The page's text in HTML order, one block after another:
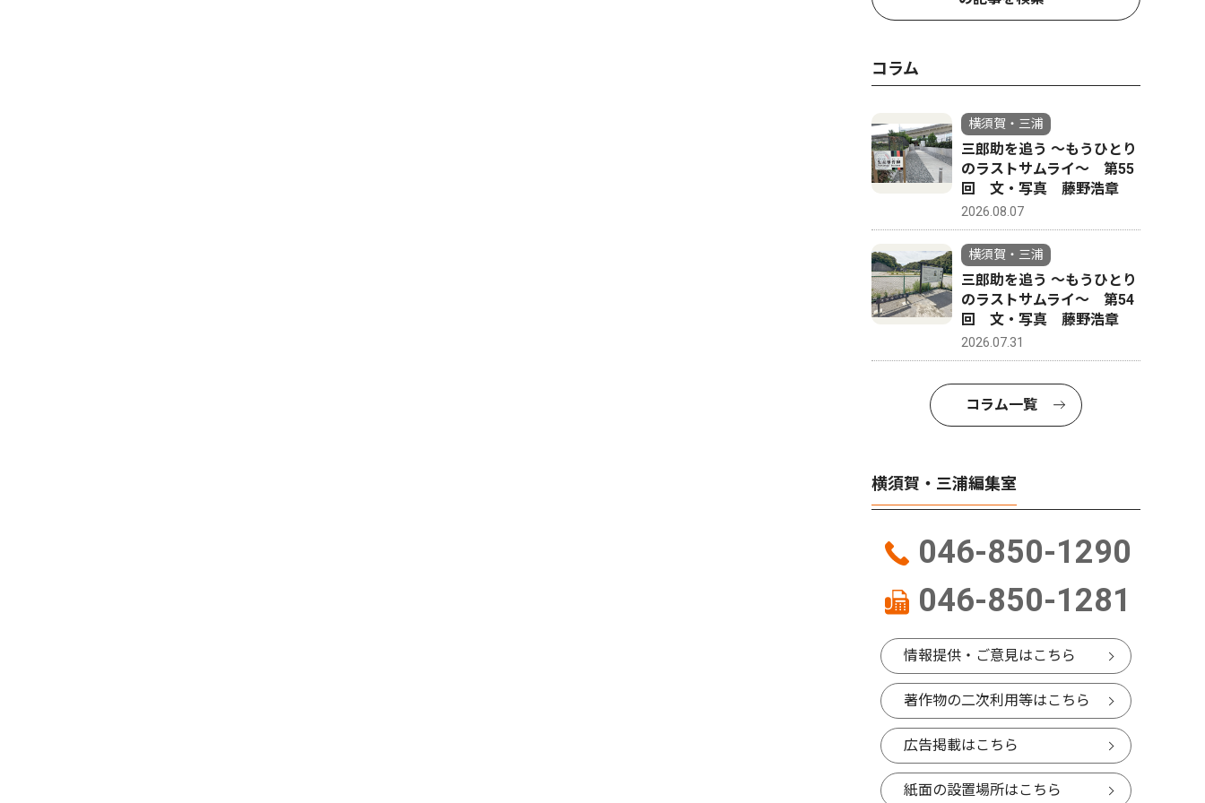
コラム
横須賀・三浦
三郎助を追う 〜もうひとり
のラストサムライ〜 第55
回 文・写真 藤野浩章
2026.08.07
横須賀・三浦
三郎助を追う 〜もうひとり
のラストサムライ〜 第54
回 文・写真 藤野浩章
2026.07.31
コラム一覧
横須賀・三浦編集室
046-850-1290
046-850-1281
情報提供・ご意見はこちら
著作物の二次利用等はこちら
広告掲載はこちら
紙面の設置場所はこちら